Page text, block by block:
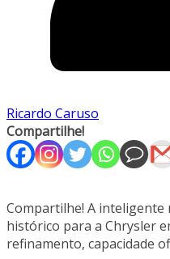
Ricardo Caruso
Compartilhe!
Compartilhe! A inteligente
histórico para a Chrysler
refinamento, capacidade